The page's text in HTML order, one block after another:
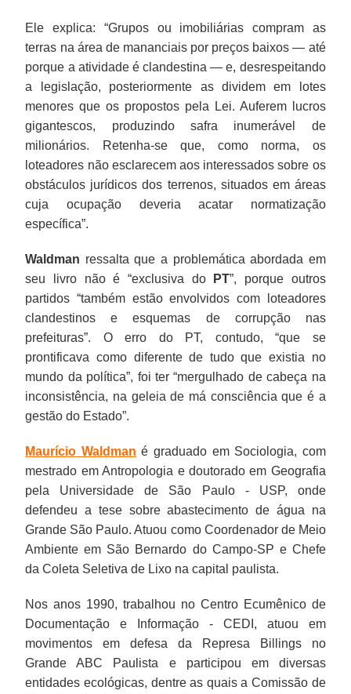
Ele explica: “Grupos ou imobiliárias compram as
terras na área de mananciais por preços baixos — até
porque a atividade é clandestina — e, desrespeitando
a legislação, posteriormente as dividem em lotes
menores que os propostos pela Lei. Auferem lucros
gigantescos, produzindo safra inumerável de
milionários. Retenha-se que, como norma, os
loteadores não esclarecem aos interessados sobre os
obstáculos jurídicos dos terrenos, situados em áreas
cuja ocupação deveria acatar normatização
específica”.
Waldman ressalta que a problemática abordada em
seu livro não é “exclusiva do
PT”, porque outros
partidos “também estão envolvidos com loteadores
clandestinos e esquemas de corrupção nas
prefeituras”. O erro do PT, contudo, “que se
prontificava como diferente de tudo que existia no
mundo da política”, foi ter “mergulhado de cabeça na
inconsistência, na geleia de má consciência que é a
gestão do Estado”.
Maurício Waldman é graduado em Sociologia, com
mestrado em Antropologia e doutorado em Geografia
pela Universidade de São Paulo - USP, onde
defendeu a tese sobre abastecimento de água na
Grande São Paulo. Atuou como Coordenador de Meio
Ambiente em São Bernardo do Campo-SP e Chefe
da Coleta Seletiva de Lixo na capital paulista.
Nos anos 1990, trabalhou no Centro Ecumênico de
Documentação e Informação - CEDI, atuou em
movimentos em defesa da Represa Billings no
Grande ABC Paulista e participou em diversas
entidades ecológicas, dentre as quais a Comissão de